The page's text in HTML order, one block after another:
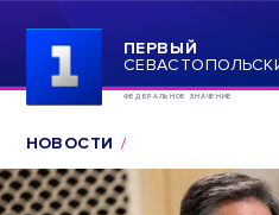
ПЕРВЫЙ
ФЕДЕРАЛЬНОЕ ЗНАЧЕНИЕ
НОВОСТИ